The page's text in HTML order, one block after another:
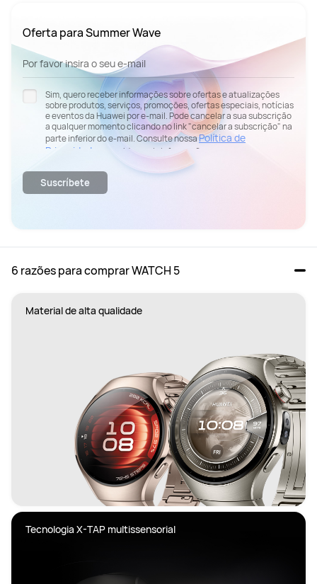
Oferta para Summer Wave
Por favor insira o seu e-mail
Sim, quero receber informações sobre ofertas e atualizações
sobre produtos, serviços, promoções, ofertas especiais, notícias
e eventos da Huawei por e-mail. Pode cancelar a sua subscrição
a qualquer momento clicando no link "cancelar a subscrição" na
parte inferior do e-mail. Consulte nossaPolítica de
Privacidade
para obter mais informações.
Suscríbete
6 razões para comprar WATCH 5